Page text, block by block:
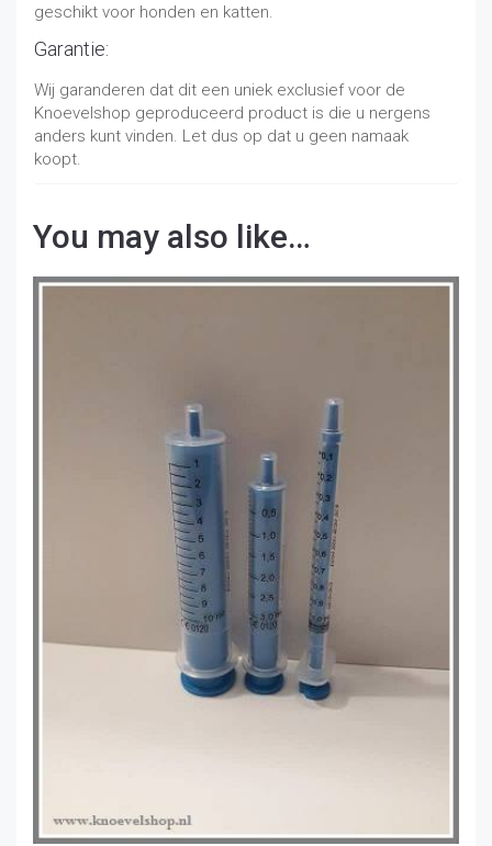
geschikt voor honden en katten.
Garantie:
Wij garanderen dat dit een uniek exclusief voor de
Knoevelshop geproduceerd product is die u nergens
anders kunt vinden. Let dus op dat u geen namaak
koopt.
You may also like…